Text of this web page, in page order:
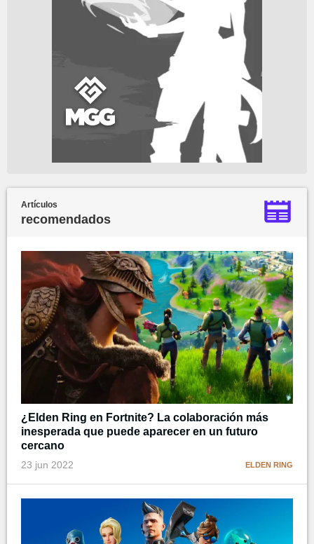
Artículos
recomendados
¿Elden Ring en Fortnite? La colaboración más
inesperada que puede aparecer en un futuro
cercano
23 jun 2022 ELDEN RING